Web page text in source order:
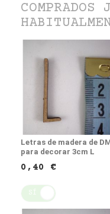
COMPRADOS
Letras de madera de
para decorar 3cm L
0,40 €
SÍ